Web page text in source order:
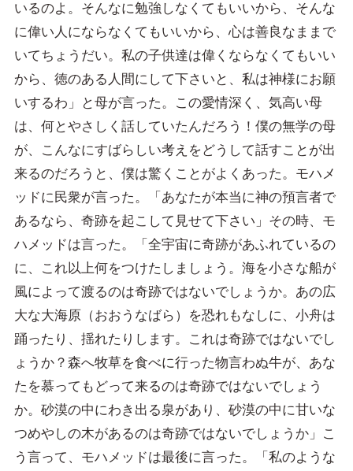
いるのよ。そんなに勉強しなくてもいいから、そんな
に偉い人にならなくてもいいから、心は善良なままで
いてちょうだい。私の子供達は偉くならなくてもいい
から、徳のある人間にして下さいと、私は神様にお願
いするわ」と母が言った。この愛情深く、気高い母
は、何とやさしく話していたんだろう！僕の無学の母
が、こんなにすばらしい考えをどうして話すことが出
来るのだろうと、僕は驚くことがよくあった。モハメ
ッドに民衆が言った。「あなたが本当に神の預言者で
あるなら、奇跡を起こして見せて下さい」その時、モ
ハメッドは言った。「全宇宙に奇跡があふれているの
に、これ以上何をつけたしましょう。海を小さな船が
風によって渡るのは奇跡ではないでしょうか。あの広
大な大海原（おおうなばら）を恐れもなしに、小舟は
踊ったり、揺れたりします。これは奇跡ではないでし
ょうか？森へ牧草を食べに行った物言わぬ牛が、あな
たを慕ってもどって来るのは奇跡ではないでしょう
か。砂漠の中にわき出る泉があり、砂漠の中に甘いな
つめやしの木があるのは奇跡ではないでしょうか」こ
う言って、モハメッドは最後に言った。「私のような